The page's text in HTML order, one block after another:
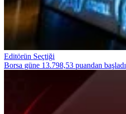
Editörün Seçtiği
Borsa güne 13.798,53 puandan başladı